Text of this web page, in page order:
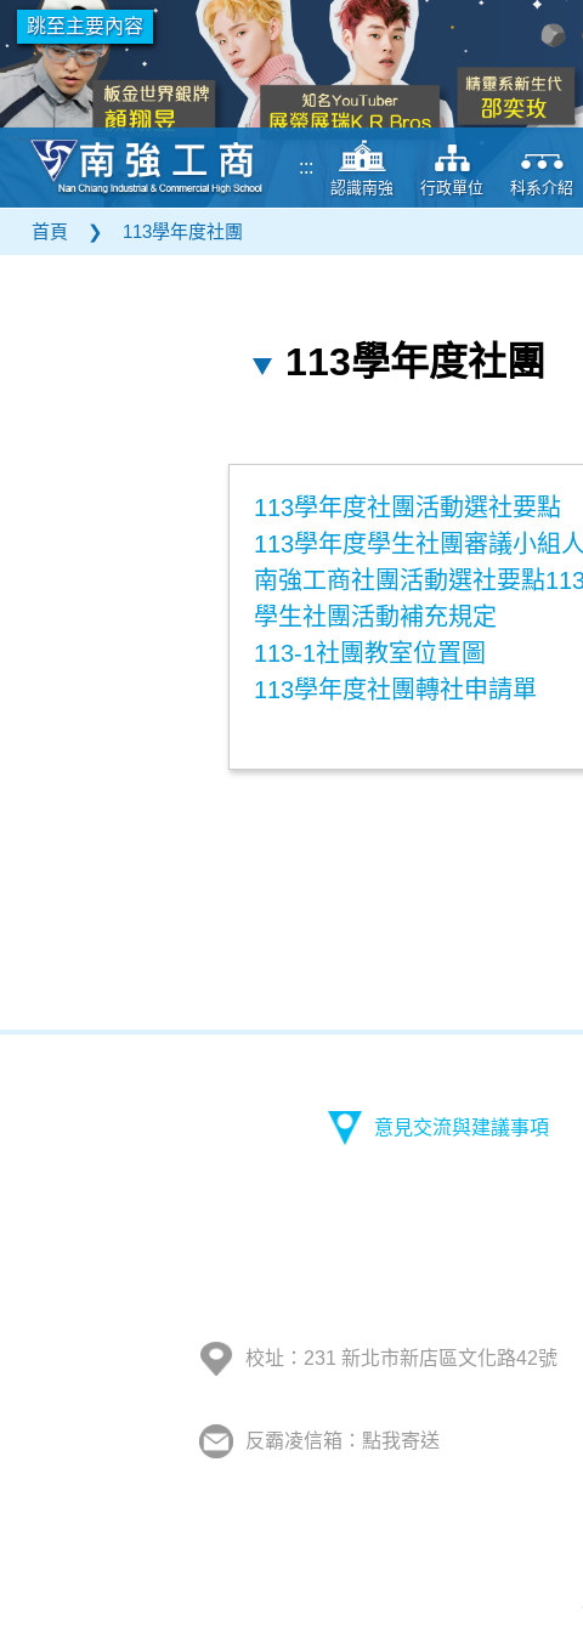
跳至主要內容
:::
認識南強 行政單位 科系介紹
首頁 ❯
113學年度社團
113學年度社團
113學年度社團活動選社要點
113學年度學生社團審議小組
南強工商社團活動選社要點
學生社團活動補充規定
113-1社團教室位置圖
113學年度社團轉社申請單
意見交流與建議事項
校址：231 新北市新店區文化路42號
反霸凌信箱：點我寄送